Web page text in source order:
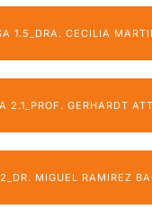
1.5_DRA. CECILIA
2.1_PROF. GERHARDT
MIGUEL RAMIREZ